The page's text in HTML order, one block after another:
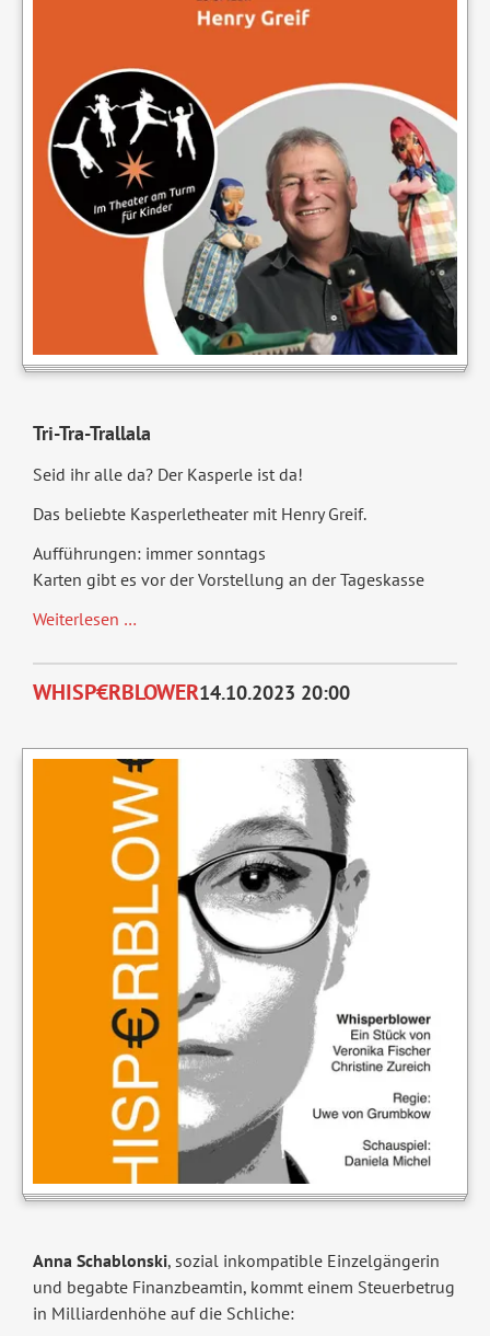
Tri-Tra-Trallala
Seid ihr alle da? Der Kasperle ist da!
Das beliebte Kasperletheater mit Henry Greif.
Aufführungen: immer sonntags
Karten gibt es vor der Vorstellung an der Tageskasse
Weiterlesen …Tri-
Trallala
WHISP€RBLOWER14.10.2023 20:00
Anna Schablonski, sozial inkompatible Einzelgängerin
und begabte Finanzbeamtin, kommt einem Steuerbetrug
in Milliardenhöhe auf die Schliche: